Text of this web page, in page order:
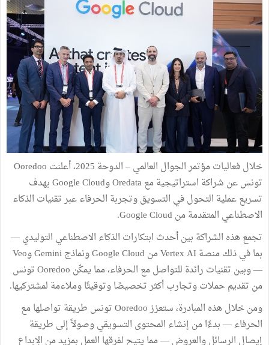
خلال فعاليات مؤتمر الجوال العالمي – الدوحة 2025، أعلنت Ooredoo
تونس عن شراكة استراتيجية مع Oredata وGoogle Cloud بهدف
تسريع عملية التحول في التسويق وتجربة الحرفاء عبر تقنيات الذكاء
الاصطناعي المتقدمة من Google Cloud.
تجمع هذه الشراكة بين أحدث ابتكارات الذكاء الاصطناعي التوليدي —
بما في ذلك منصة Vertex AI من Google Cloud ونماذج Gemini وVeo
— وبين تقنيات رائدة للتواصل مع الحرفاء، مما يمكّن Ooredoo تونس
من تقديم حملات وتجارب أكثر تخصيصًا وتوقيتًا وملاءمة لمشتركيها.
ومن خلال هذه المبادرة، ستعزز Ooredoo تونس طريقة تواصلها مع
الحرفاء — بدءًا من إنشاء المحتوى التسويقي وصولاً إلى طريقة
إيصال الرسائل والعروض — مما يتيح لفرقها العمل بمزيد من الإبداع